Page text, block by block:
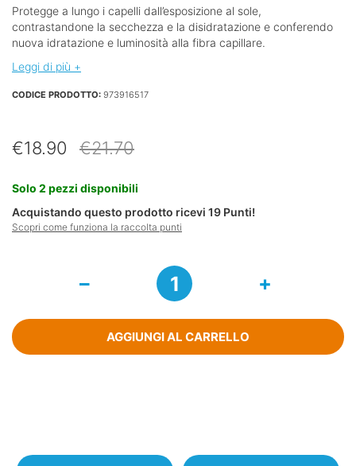
Protegge a lungo i capelli dall’esposizione al sole,
contrastandone la secchezza e la disidratazione e conferendo
nuova idratazione e luminosità alla fibra capillare.
Leggi di più +
CODICE PRODOTTO: 973916517
€21.70Il
originale
€21.70.
€18.90
Il
attuale
€18.90.
Solo 2 pezzi disponibili
Acquistando questo prodotto ricevi 19 Punti!
Scopri come funziona la raccolta punti
Spray
Capelli
Protezione
AGGIUNGI AL CARRELLO